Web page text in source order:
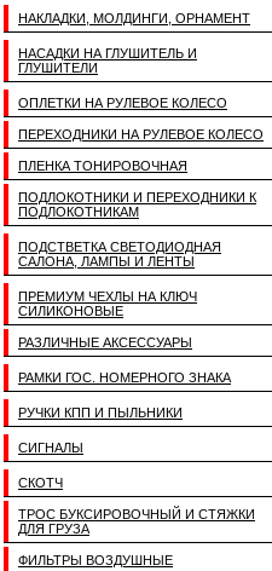
НАКЛАДКИ, МОЛДИНГИ, ОРНАМЕНТ
НАСАДКИ НА ГЛУШИТЕЛЬ И
ГЛУШИТЕЛИ
ОПЛЕТКИ НА РУЛЕВОЕ КОЛЕСО
ПЕРЕХОДНИКИ НА РУЛЕВОЕ КОЛЕСО
ПЛЕНКА ТОНИРОВОЧНАЯ
ПОДЛОКОТНИКИ И ПЕРЕХОДНИКИ К
ПОДЛОКОТНИКАМ
ПОДСТВЕТКА СВЕТОДИОДНАЯ
САЛОНА, ЛАМПЫ И ЛЕНТЫ
ПРЕМИУМ ЧЕХЛЫ НА КЛЮЧ
СИЛИКОНОВЫЕ
РАЗЛИЧНЫЕ АКСЕССУАРЫ
РАМКИ ГОС. НОМЕРНОГО ЗНАКА
РУЧКИ КПП И ПЫЛЬНИКИ
СИГНАЛЫ
СКОТЧ
ТРОС БУКСИРОВОЧНЫЙ И СТЯЖКИ
ДЛЯ ГРУЗА
ФИЛЬТРЫ ВОЗДУШНЫЕ